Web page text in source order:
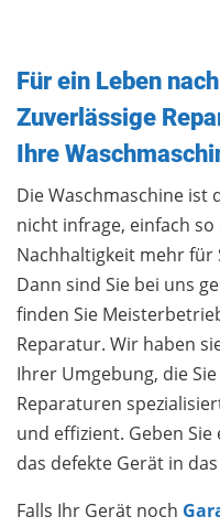
Für ein Leben
Zuverlässige
Ihre
Die Waschmaschine ist
nicht infrage, einfach so
Nachhaltigkeit mehr für
Dann sind Sie bei uns
finden Sie
Reparatur. Wir haben
Ihrer Umgebung, die
Reparaturen
und effizient. Geben
das defekte Gerät in
Falls Ihr Gerät noch